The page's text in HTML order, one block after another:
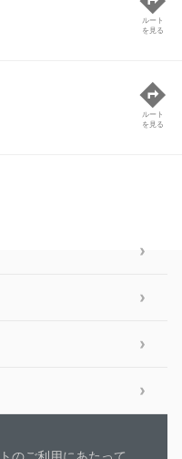
ルート
を見る
ルート
を見る